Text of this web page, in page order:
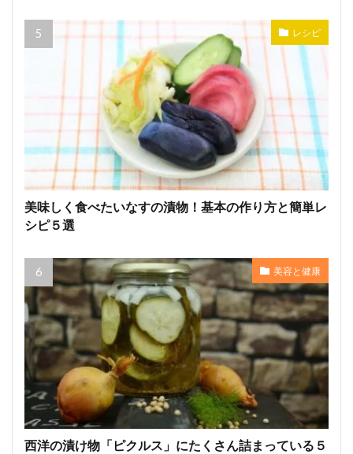
レシピ
美味しく食べたいなすの漬物！基本の作り方と簡単レ
シピ５選
美容と健康
西洋の漬け物「ピクルス」にたくさん詰まっている５